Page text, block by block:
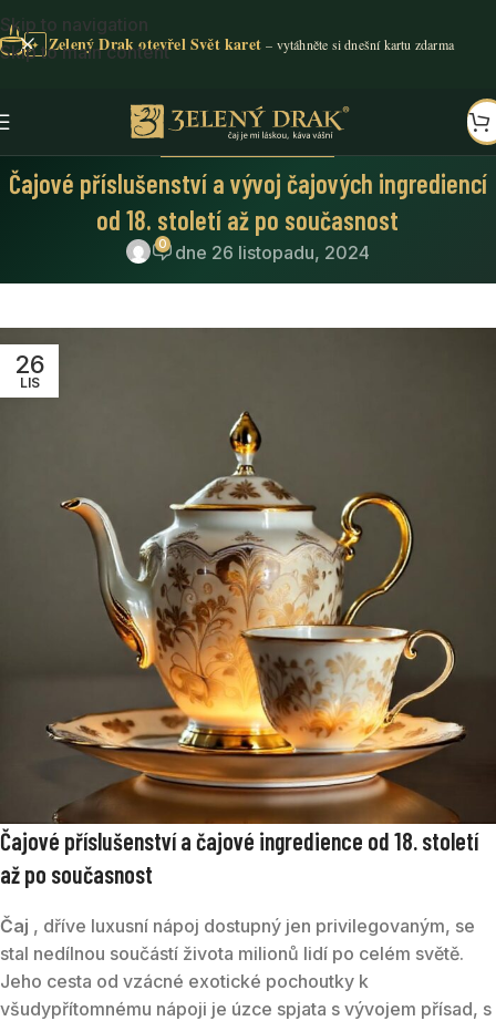
Skip to navigation
Skip to main content
✦ Zelený Drak otevřel Svět karet
ČAJOVÉ NOVINY,O ČAJI
Čajové příslušenství a vývoj čajových ingrediencí
od 18. století až po současnost
0 dne 26 listopadu, 2024
26
LIS
Čajové příslušenství a čajové ingredience od 18. století
až po současnost
Čaj , dříve luxusní nápoj dostupný jen privilegovaným, se
stal nedílnou součástí života milionů lidí po celém světě.
Jeho cesta od vzácné exotické pochoutky k
všudypřítomnému nápoji je úzce spjata s vývojem přísad, s